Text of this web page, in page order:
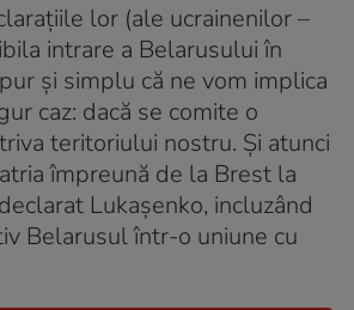
lor (ale ucrainenilor –
intrare a Belarusului în
și simplu că ne vom implica
caz: dacă se comite o
teritoriului nostru. Și atunci
împreună de la Brest la
Lukașenko, incluzând
Belarusul într-o uniune cu